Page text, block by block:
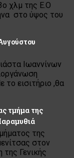
χλμ της Ε.Ο
στο ύψος του
Ιωαννίνων
το εισιτήριο ,θα
τμήμα της
της
στον
Γενικής